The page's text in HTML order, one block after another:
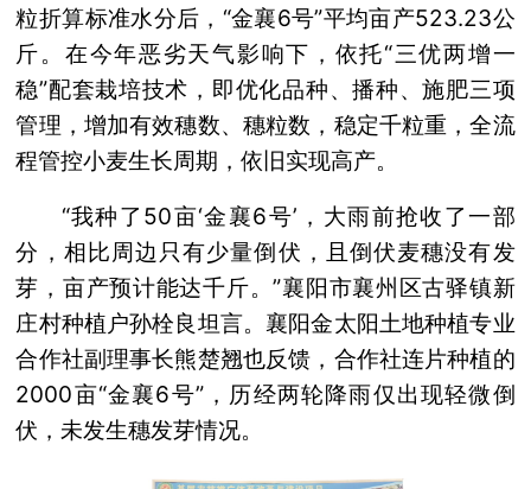
粒折算标准水分后，“金襄6号”平均亩产523.23公
斤。在今年恶劣天气影响下，依托“三优两增一
稳”配套栽培技术，即优化品种、播种、施肥三项
管理，增加有效穗数、穗粒数，稳定千粒重，全流
程管控小麦生长周期，依旧实现高产。
“我种了50亩‘金襄6号’，大雨前抢收了一部
分，相比周边只有少量倒伏，且倒伏麦穗没有发
芽，亩产预计能达千斤。”襄阳市襄州区古驿镇新
庄村种植户孙栓良坦言。襄阳金太阳土地种植专业
合作社副理事长熊楚翘也反馈，合作社连片种植的
2000亩“金襄6号”，历经两轮降雨仅出现轻微倒
伏，未发生穗发芽情况。